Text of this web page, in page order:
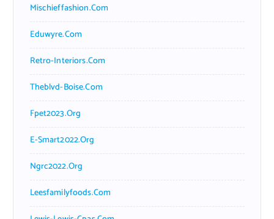
Mischieffashion.com
Eduwyre.com
Retro-Interiors.com
Theblvd-Boise.com
Fpet2023.org
E-Smart2022.org
Ngrc2022.org
Leesfamilyfoods.com